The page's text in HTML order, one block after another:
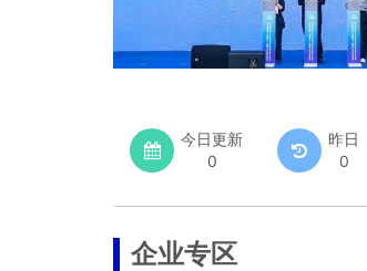
今日更新
0
昨日
0
企业专区